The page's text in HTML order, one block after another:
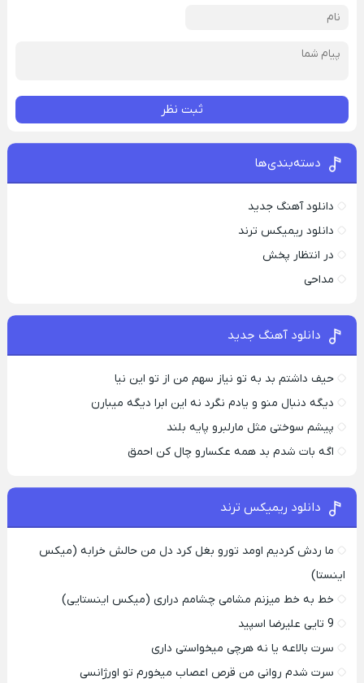
ثبت نظر
دسته‌بندی‌ها
دانلود آهنگ جدید
دانلود ریمیکس ترند
در انتظار پخش
مداحی
دانلود آهنگ جدید
حیف داشتم بد به تو نیاز سهم من از تو این نیا
دیگه دنبال منو و یادم نگرد نه این ابرا دیگه میبارن
پیشم سوختی مثل مارلبرو پایه بلند
اگه بات شدم بد همه عکسارو چال کن احمق
دانلود ریمیکس ترند
ما ردش کردیم اومد تورو بغل کرد دل من حالش خرابه (میکس
اینستا)
خط به خط میزنم مشامی چشامم دراری (میکس اینستایی)
9 تایی علیرضا اسپید
سرت بالاعه یا نه هرچی میخواستی داری
سرت شدم روانی من قرص اعصاب میخورم تو اورژانسی